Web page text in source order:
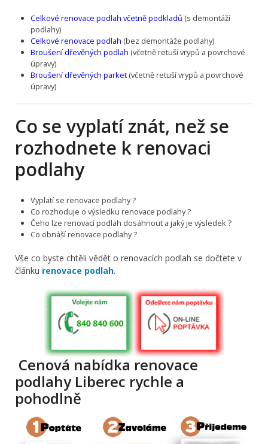
Celkové renovace podlah včetně podkladů (s demontáží
podlahy)
Celkové renovace podlah (bez demontáže podlahy)
Broušení dřevěných podlah (včetně retuší vrypů a povrchové
úpravy)
Broušení dřevěných parket(včetně retuší vrypů a povrchové
úpravy)
Co se vyplatí znát, než se
rozhodnete k renovaci
podlahy
Vyplatí se renovace podlahy ?
Co rozhoduje o výsledku renovace podlahy ?
Čeho lze renovací podlah dosáhnout a jaký je výsledek ?
Co obnáší renovace podlahy ?
Vše co byste chtěli vědět o renovacích podlah se dočtete v
článku renovace podlah.
Cenová nabídka renovace
podlahy Liberec rychle a
pohodlně